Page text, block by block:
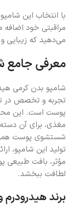
با انتخاب این
مراقبتی خود اضافه
می‌دهید که زیبایی
معرفی جامع
شامپو بدن کرمی
تجربه و تخصص در
پوست است. این
مغذی، برای آن
شستشوی پوست
تولید این شامپو،
مؤثر، بافت
لطافت ببخشد.
برند